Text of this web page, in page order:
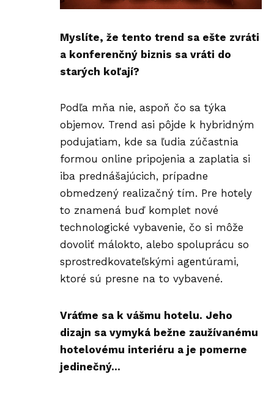
Myslíte, že tento trend sa ešte zvráti
a konferenčný biznis sa vráti do
starých koľají?
Podľa mňa nie, aspoň čo sa týka
objemov. Trend asi pôjde k hybridným
podujatiam, kde sa ľudia zúčastnia
formou online pripojenia a zaplatia si
iba prednášajúcich, prípadne
obmedzený realizačný tím. Pre hotely
to znamená buď komplet nové
technologické vybavenie, čo si môže
dovoliť málokto, alebo spoluprácu so
sprostredkovateľskými agentúrami,
ktoré sú presne na to vybavené.
Vráťme sa k vášmu hotelu. Jeho
dizajn sa vymyká bežne zaužívanému
hotelovému interiéru a je pomerne
jedinečný…